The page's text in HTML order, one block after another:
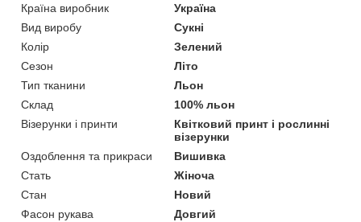
Країна виробник
Україна
Вид виробу
Сукні
Колір
Зелений
Сезон
Літо
Тип тканини
Льон
Склад
100% льон
Візерунки і принти
Квітковий принт і рослинні
візерунки
Оздоблення та прикраси
Вишивка
Стать
Жіноча
Стан
Новий
Фасон рукава
Довгий